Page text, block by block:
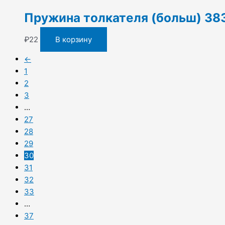
Пружина толкателя (больш)
₽22 В корзину
←
1
2
3
…
27
28
29
30
31
32
33
…
37